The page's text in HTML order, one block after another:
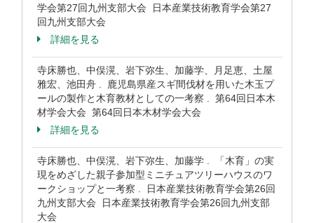
学会第27回九州支部大会 日本産業技術教育学会第27
回九州支部大会
詳細を見る
寺床勝也、中俣滉、岩下弥生、加藤学、月足恵、土屋
雅宏、池田舟 . 鹿児島県産スギ間伐材を用いた木玉プ
ールの製作と木育教材としての一考察 . 第64回日本木
材学会大会 第64回日本木材学会大会
詳細を見る
寺床勝也、中俣滉、岩下弥生、加藤学 . 「木育」の実
現をめざした親子参加型ミニチュアツリーハウスのワ
ークショップと一考察 . 日本産業技術教育学会第26回
九州支部大会 日本産業技術教育学会第26回九州支部
大会